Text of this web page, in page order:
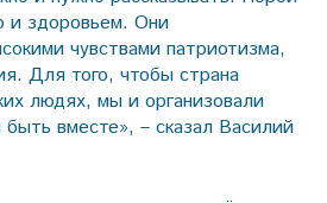
и здоровьем. Они
чувствами патриотизма,
Для того, чтобы страна
людях, мы и организовали
вместе», – сказал Василий